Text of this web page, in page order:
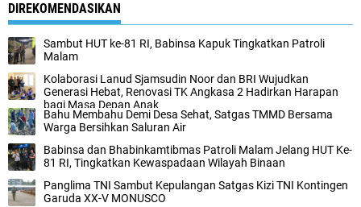
DIREKOMENDASIKAN
Sambut HUT ke-81 RI, Babinsa Kapuk Tingkatkan Patroli
Malam
Kolaborasi Lanud Sjamsudin Noor dan BRI Wujudkan
Generasi Hebat, Renovasi TK Angkasa 2 Hadirkan Harapan
bagi Masa Depan Anak
Bahu Membahu Demi Desa Sehat, Satgas TMMD Bersama
Warga Bersihkan Saluran Air
Babinsa dan Bhabinkamtibmas Patroli Malam Jelang HUT Ke-
81 RI, Tingkatkan Kewaspadaan Wilayah Binaan
Panglima TNI Sambut Kepulangan Satgas Kizi TNI Kontingen
Garuda XX-V MONUSCO